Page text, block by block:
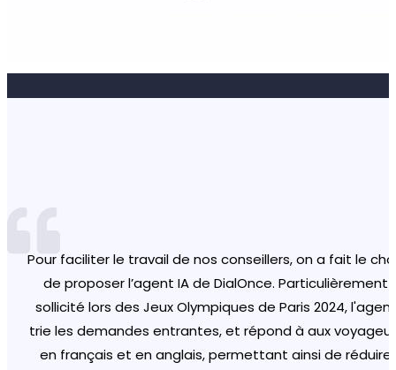
Pour faciliter le travail de nos conseillers, on a fait le
de proposer l’agent IA de DialOnce. Particulièrement
sollicité lors des Jeux Olympiques de Paris 2024, l'agent
trie les demandes entrantes, et répond à aux
en français et en anglais, permettant ainsi de réduire
Viaplus de 550 intentions couvrant l’ensemble de la
du locataire, nous sommes en capacité de répondre à
de nombreux besoins via des réponses autonome ou
d’orienter vers le bon canal de traitement pour une
expérience locataire et conseiller fluidifié.
Grâce à notre collaboration avec DialOnce, nous
chez GMF des solutions immédiates et personnalisées
nos clients, leur évitant toute sensation d'abandon ou
dissuasion.
DialOnce est une solution agile qui nous accompagne
depuis 2017 et qui nous permet de proposer un service
autonome 24/7 à nos clients et ainsi limiter les
à faible ajoutée.